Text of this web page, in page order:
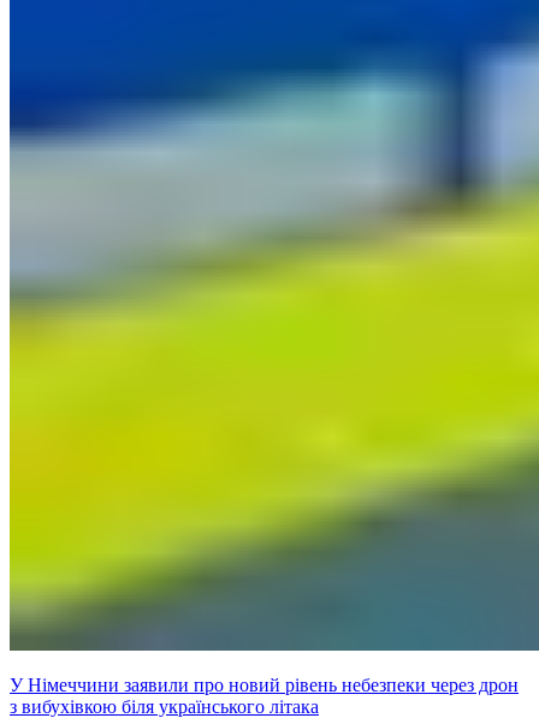
У Німеччини заявили про новий рівень небезпеки через дрон
з вибухівкою біля українського літака